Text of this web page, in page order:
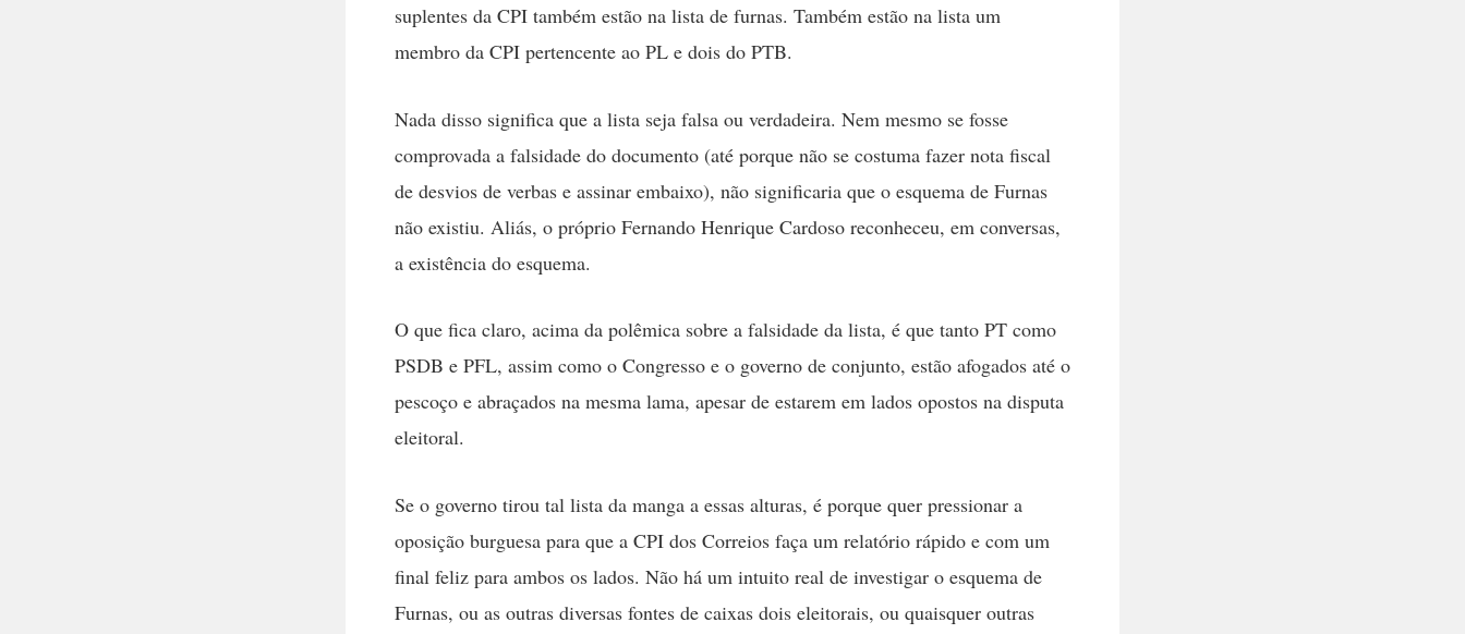
suplentes da CPI também estão na lista de furnas. Também estão na lista um
membro da CPI pertencente ao PL e dois do PTB.
Nada disso significa que a lista seja falsa ou verdadeira. Nem mesmo se fosse
comprovada a falsidade do documento (até porque não se costuma fazer nota fiscal
de desvios de verbas e assinar embaixo), não significaria que o esquema de Furnas
não existiu. Aliás, o próprio Fernando Henrique Cardoso reconheceu, em conversas,
a existência do esquema.
O que fica claro, acima da polêmica sobre a falsidade da lista, é que tanto PT como
PSDB e PFL, assim como o Congresso e o governo de conjunto, estão afogados até o
pescoço e abraçados na mesma lama, apesar de estarem em lados opostos na disputa
eleitoral.
Se o governo tirou tal lista da manga a essas alturas, é porque quer pressionar a
oposição burguesa para que a CPI dos Correios faça um relatório rápido e com um
final feliz para ambos os lados. Não há um intuito real de investigar o esquema de
Furnas, ou as outras diversas fontes de caixas dois eleitorais, ou quaisquer outras